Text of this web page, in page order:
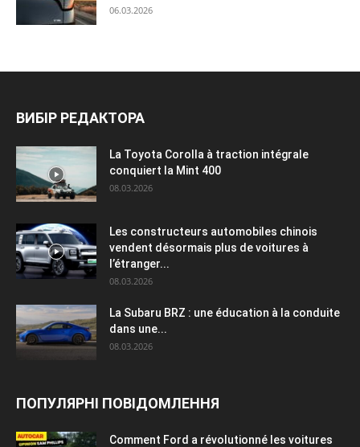
06.03.2026
ВИБІР РЕДАКТОРА
La Toyota Corolla à traction intégrale
conquiert la Mint 400
08.03.2026
Les constructeurs automobiles chinois
vendent désormais plus de voitures à
l’étranger...
08.03.2026
La Subaru BRZ : une éducation à la conduite
dans une...
08.03.2026
ПОПУЛЯРНІ ПОВІДОМЛЕННЯ
Comment Ford a révolutionné les voitures